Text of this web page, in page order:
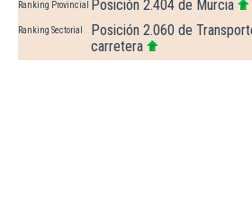
Ranking Provincial Posición 2.404 de Murcia
Ranking Sectorial
Posición 2.060 de
carretera